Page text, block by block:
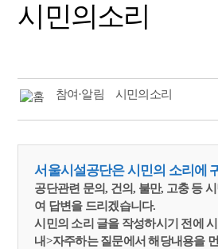
시민의소리
참여·알림 시민의소리
서울시설공단은 시민의 소리에
공단관련 문의, 건의, 불만, 고충 등
여 답변을 드리겠습니다.
시민의 소리 글을 작성하시기 전에
내>자주하는 질문에서 해당내용을